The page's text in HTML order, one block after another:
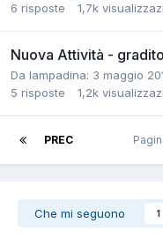
6 risposte 1,7k
Nuova Attività -
Da lampadina: 3 maggio
5 risposte 1,2k
PREC
Che mi seguono 1